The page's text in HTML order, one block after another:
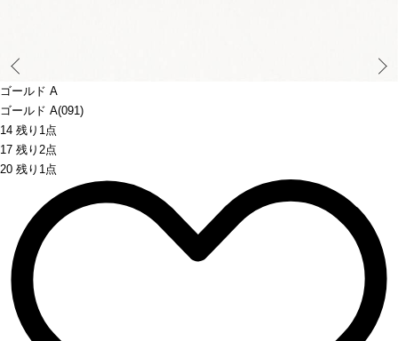
ゴールド A
ゴールド A(091)
14 残り1点
17 残り2点
20 残り1点